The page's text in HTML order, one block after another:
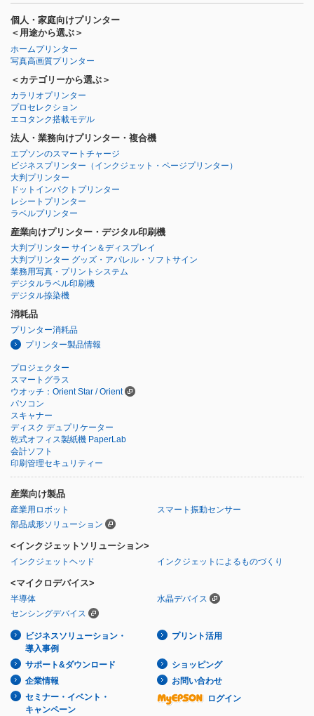
個人・家庭向けプリンター
＜用途から選ぶ＞
ホームプリンター
写真高画質プリンター
＜カテゴリーから選ぶ＞
カラリオプリンター
プロセレクション
エコタンク搭載モデル
法人・業務向けプリンター・複合機
エプソンのスマートチャージ
ビジネスプリンター （インクジェット・ページプリンター）
大判プリンター
ドットインパクトプリンター
レシートプリンター
ラベルプリンター
産業向けプリンター・デジタル印刷機
大判プリンター サイン＆ディスプレイ
大判プリンター グッズ・アパレル・ソフトサイン
業務用写真・プリントシステム
デジタルラベル印刷機
デジタル捺染機
消耗品
プリンター消耗品
プリンター製品情報
プロジェクター
スマートグラス
ウオッチ：Orient Star / Orient
パソコン
スキャナー
ディスク デュプリケーター
乾式オフィス製紙機 PaperLab
会計ソフト
印刷管理セキュリティー
産業向け製品
産業用ロボット
スマート振動センサー
部品成形ソリューション
<インクジェットソリューション>
インクジェットヘッド インクジェットによるものづくり
<マイクロデバイス>
半導体
水晶デバイス
センシングデバイス
ビジネスソリューション・
導入事例
プリント活用
サポート&ダウンロード
ショッピング
企業情報
お問い合わせ
セミナー・イベント・
キャンペーン
ログイン